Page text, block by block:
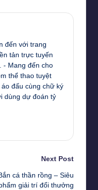
đến với trang
tản trực tuyến
- Mang đến cho
thể thao tuyệt
đấu cùng chữ ký
dùng dự đoán tỷ
Next Post
cá thần rồng – Siêu
giải trí đổi thưởng